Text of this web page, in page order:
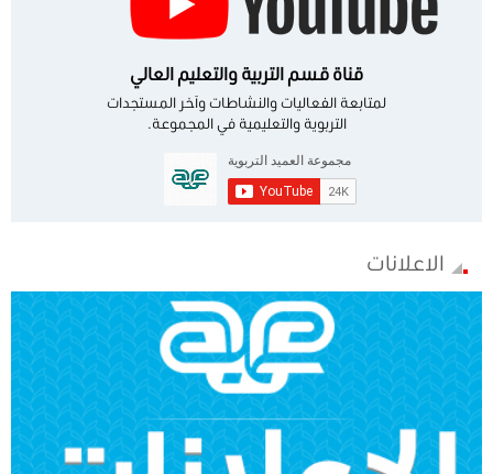
قناة قسم التربية والتعليم العالي
لمتابعة الفعاليات والنشاطات وآخر المستجدات
التربوية والتعليمية في المجموعة.
الاعلانات